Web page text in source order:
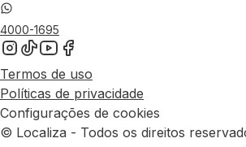
4000-1695
Termos de uso
Políticas de privacidade
Configurações de cookies
© Localiza - Todos os direitos